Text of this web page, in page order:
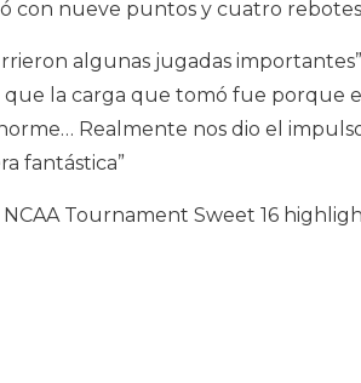
con nueve puntos y cuatro
algunas jugadas
que la carga que tomó fue porque
Realmente nos dio el
fantástica”